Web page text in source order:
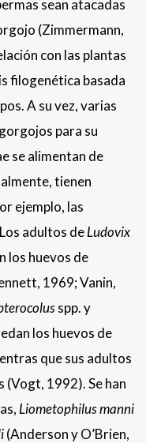
sean atacadas
(Zimmermann,
con las plantas
filogenética basada
A su vez, varias
para su
se alimentan de
tienen
ejemplo, las
adultos deLudovix
los huevos de
1969; Vanin,
spp. y
los huevos de
que sus adultos
(Vogt, 1992). Se han
Liometophilus manni
(Anderson y O’Brien,